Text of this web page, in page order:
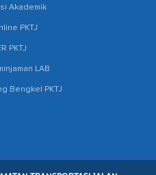
Akademik
PKTJ
PKTJ
LAB
Bengkel PKTJ